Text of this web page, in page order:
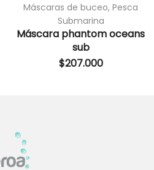
Máscaras de buceo, Pesca
Submarina
Máscara phantom oceans
sub
$207.000